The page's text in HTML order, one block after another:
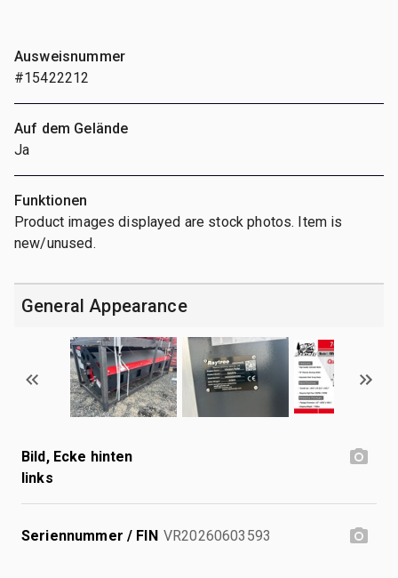
Ausweisnummer
#15422212
Auf dem Gelände
Ja
Funktionen
Product images displayed are stock photos. Item is
new/unused.
General Appearance
Bild, Ecke hinten
links
Seriennummer / FIN VR20260603593